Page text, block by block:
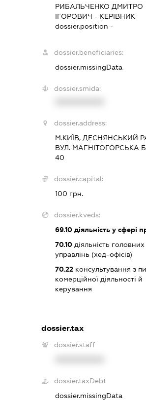
РИБАЛЬЧЕНКО ДМИТРО
ІГОРОВИЧ - КЕРІВНИК
dossier.position -
dossier.beneficiaries:
dossier.missingData
dossier.smida:
dossier.address:
М.КИЇВ, ДЕСНЯНСЬКИЙ
ВУЛ. МАГНІТОГОРСЬКА
40
dossier.capital:
100 грн.
dossier.kveds:
69.10 діяльність у сфері
70.10 діяльність головних
управлінь (хед-офісів)
70.22 консультування з
комерційної діяльності й
керування
dossier.tax
dossier.staff
dossier.taxDebt
dossier.missingData